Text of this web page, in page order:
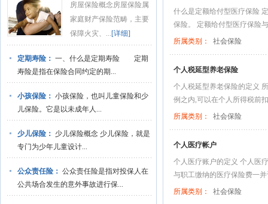
房屋保险概念房屋保险属
家庭财产保险范畴，主要
保障火灾、...[详细]
定期寿险： 一、什么是定期寿险 定期
寿险是指在保险合同约定的期...
小孩保险： 小孩保险，也叫儿童保险和少
儿保险。它是以未成年人...
少儿保险： 少儿保险概念 少儿保险，就是
专门为少年儿童设计...
公众责任险： 公众责任险是指对投保人在
公共场合发生的意外事故进行保...
什么是定额给付型医疗保险
保险。 定额给付型医疗保险
所属类别：
社会保险
个人税延型养老保险
个人税延型养老保险的定义
例之内,可以在个人所得税前
所属类别：
社会保险
个人医疗帐户
个人医疗账户的定义 个人医
与职工缴纳的医疗保险费一
所属类别：
社会保险